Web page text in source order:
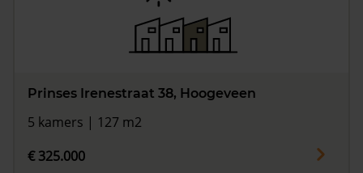
Prinses Irenestraat 38, Hoogeveen
5 kamers | 127 m2
€ 325.000